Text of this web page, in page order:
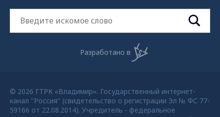
Разработано в
© 2026 ГТРК «Владимир». Государственный интернет-
канал "Россия" (свидетельство о регистрации Эл № ФС 77-
59166 от 22.08.2014). Учредитель - федеральное